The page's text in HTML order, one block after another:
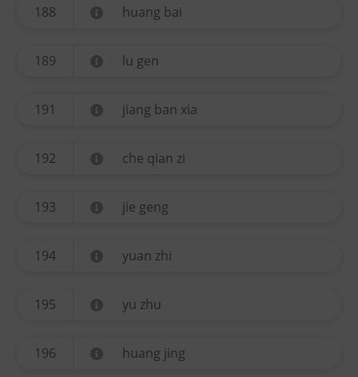
188 huang bai
189 lu gen
191 jiang ban xia
192 che qian zi
193 jie geng
194 yuan zhi
195 yu zhu
196 huang jing